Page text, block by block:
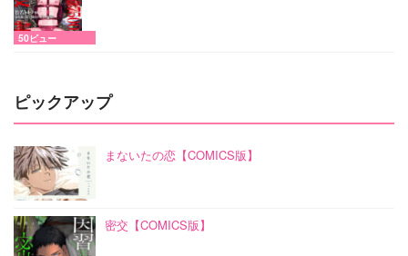
50ビュー
ピックアップ
まないたの恋【COMICS版】
密交【COMICS版】